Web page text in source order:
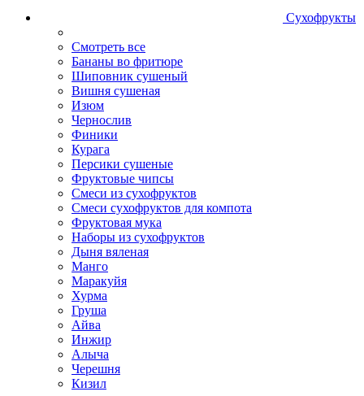
Сухофрукты
Смотреть все
Бананы во фритюре
Шиповник сушеный
Вишня сушеная
Изюм
Чернослив
Финики
Курага
Персики сушеные
Фруктовые чипсы
Смеси из сухофруктов
Смеси сухофруктов для компота
Фруктовая мука
Наборы из сухофруктов
Дыня вяленая
Манго
Маракуйя
Хурма
Груша
Айва
Инжир
Алыча
Черешня
Кизил